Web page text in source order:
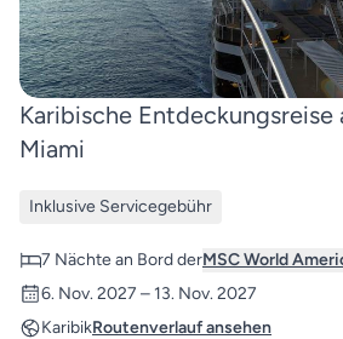
Karibische Entdeckungsreise
Miami
Inklusive Servicegebühr
7 Nächte an Bord derMSC World
6. Nov. 2027 – 13. Nov. 2027
KaribikRoutenverlauf ansehen